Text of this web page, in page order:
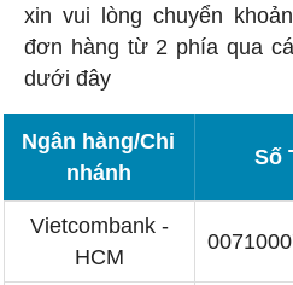
xin vui lòng chuyển
đơn hàng từ 2 phía qua
dưới đây
Ngân hàng/Chi
nhánh
Số
Vietcombank -
HCM